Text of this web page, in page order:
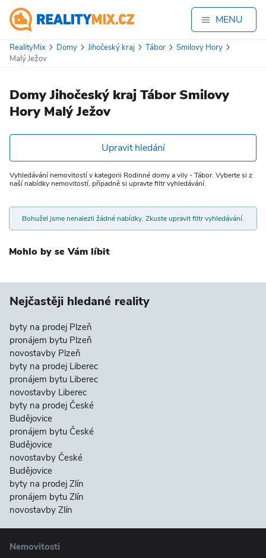
MENU
RealityMix Domy Jihočeský kraj Tábor
Smilovy Hory
Malý Ježov
Domy Jihočeský kraj Tábor Smilovy
Hory Malý Ježov
Upravit hledání
Vyhledávání nemovitostí v kategorii Rodinné domy a vily - Tábor. Vyberte si z
naší nabídky nemovitostí, případně si upravte filtr vyhledávání.
Bohužel jsme nenalezli žádné nabídky. Zkuste upravit filtr vyhledávání.
Mohlo by se Vám líbit
Nejčastěji hledané reality
byty na prodej Plzeň
pronájem bytu Plzeň
novostavby Plzeň
byty na prodej Liberec
pronájem bytu Liberec
novostavby Liberec
byty na prodej České
Budějovice
pronájem bytu České
Budějovice
novostavby České
Budějovice
byty na prodej Zlín
pronájem bytu Zlín
novostavby Zlín
Nemovitosti